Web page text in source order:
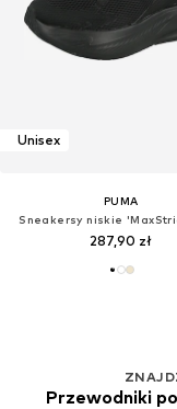
Unisex
PUMA
Sneakersy niskie
287,90 zł
Przewodniki